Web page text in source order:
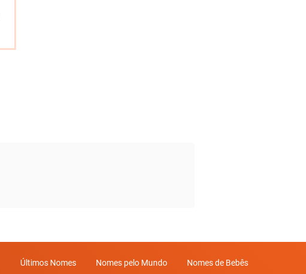
Últimos Nomes Nomes pelo Mundo Nomes de Bebês